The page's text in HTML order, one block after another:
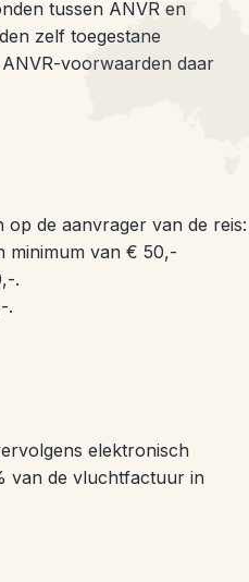
tussen ANVR en
zelf toegestane
voorwaarden daar
de aanvrager van de reis:
minimum van € 50,-
.
.
elektronisch
van de vluchtfactuur in